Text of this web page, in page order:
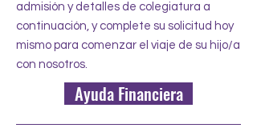
admisión y detalles de colegiatura a
continuación, y complete su solicitud hoy
mismo para comenzar el viaje de su hijo/a
con nosotros.
Ayuda Financiera